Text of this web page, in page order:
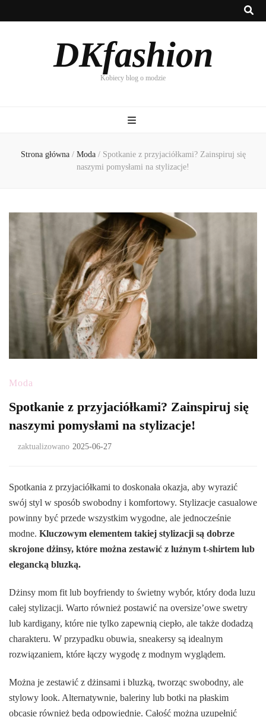
DKfashion
Kobiecy blog o modzie
Strona główna / Moda / Spotkanie z przyjaciółkami? Zainspiruj się
naszymi pomysłami na stylizacje!
Moda
Spotkanie z przyjaciółkami? Zainspiruj się
naszymi pomysłami na stylizacje!
zaktualizowano 2025-06-27
Spotkania z przyjaciółkami to doskonała okazja, aby wyrazić
swój styl w sposób swobodny i komfortowy. Stylizacje casualowe
powinny być przede wszystkim wygodne, ale jednocześnie
modne. Kluczowym elementem takiej stylizacji są dobrze
skrojone dżinsy, które można zestawić z luźnym t-shirtem lub
elegancką bluzką.
Dżinsy mom fit lub boyfriendy to świetny wybór, który doda luzu
całej stylizacji. Warto również postawić na oversize’owe swetry
lub kardigany, które nie tylko zapewnią ciepło, ale także dodadzą
charakteru. W przypadku obuwia, sneakersy są idealnym
rozwiązaniem, które łączy wygodę z modnym wyglądem.
Można je zestawić z dżinsami i bluzką, tworząc swobodny, ale
stylowy look. Alternatywnie, baleriny lub botki na płaskim
obcasie również będą odpowiednie. Całość można uzupełnić